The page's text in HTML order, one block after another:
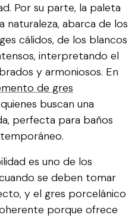
Por su parte, la paleta
naturaleza, abarca de los
cálidos, de los blancos
interpretando el
y armoniosos. En
de gres
buscan una
perfecta para baños
es uno de los
se deben tomar
y el gres porcelánico
porque ofrece